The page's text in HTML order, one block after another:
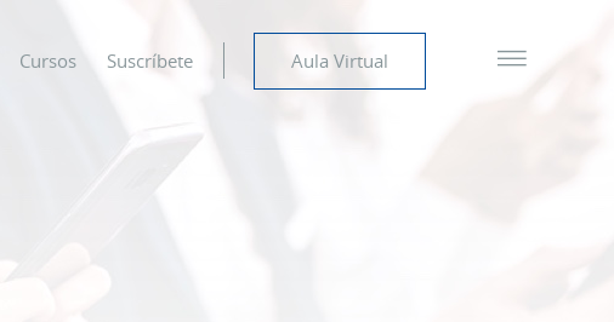
Cursos Suscríbete Aula Virtual